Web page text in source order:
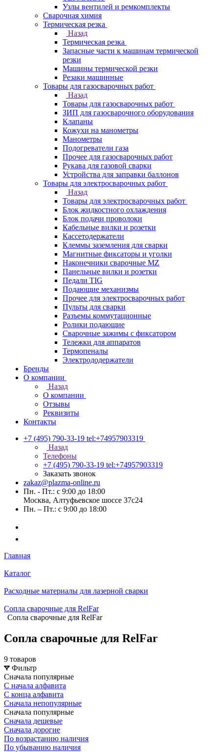
Узлы вентилей и ремкомплекты
Сварочная химия
Термическая резка
Назад
Термическая резка
Запасные части к машинам термической
резки
Машины термической резки
Резаки машинные
Товары для газосварочных работ
Назад
Товары для газосварочных работ
ЗИП для газосварочного оборудования
Клапаны
Кожухи на манометры
Манометры
Подогреватели газа
Прочее для газосварочных работ
Рукава для газовой сварки
Устройства для заправки баллонов
Товары для электросварочных работ
Назад
Товары для электросварочных работ
Блок жидкостного охлаждения
Блок подачи проволоки
Кабельные вилки и розетки
Кассетодержатели
Клеммы заземления для сварки
Магнитные фиксаторы и уголки
Наконечники сварочные MZ
Панельные вилки и розетки
Педали TIG
Подающие механизмы
Прочее для электросварочных работ
Пульты для сварки
Разъемы коммутационные
Ролики подающие
Сварочные зажимы с фиксатором
Тележки для аппаратов
Термопеналы
Электрододержатели
Бренды
О компании
Назад
О компании
Отзывы
Реквизиты
Контакты
+7 (495) 790-33-19 tel:+74957903319
Назад
Телефоны
+7 (495) 790-33-19 tel:+74957903319
Заказать звонок
zakaz@plazma-online.ru
Пн. - Пт.: с 9:00 до 18:00
Москва, Алтуфьевское шоссе 37с24
Пн. – Пт.: с 9:00 до 18:00
Главная
Каталог
Расходные материалы для лазерной сварки
Сопла сварочные для RelFar
Сопла сварочные для RelFar
Сопла сварочные для RelFar
9 товаров
Фильтр
Сначала популярные
С начала алфавита
С конца алфавита
Сначала непопулярные
Сначала популярные
Сначала дешевые
Сначала дорогие
По возрастанию наличия
По убыванию наличия